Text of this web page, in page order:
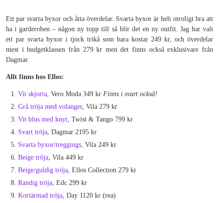
Ett par svarta byxor och åtta överdelar. Svarta byxor är helt otroligt bra att
ha i garderoben – någon ny topp till så blir det en ny outfit. Jag har valt
ett par svarta byxor i tjock trikå som bara kostar 249 kr, och överdelar
mest i budgetklassen från 279 kr men det finns också exklusivare från
Dagmar.
Allt finns hos Ellos:
Vit skjorta, Vero Moda 349 kr Finns i svart också!
Grå tröja med volanger, Vila 279 kr
Vit blus med knyt, Twist & Tango 799 kr
Svart tröja, Dagmar 2195 kr
Svarta byxor/treggings, Vila 249 kr
Beige tröja, Vila 449 kr
Beige/guldig tröja, Ellos Collection 279 kr
Randig tröja, Edc 299 kr
Kortärmad tröja, Day 1120 kr (rea)